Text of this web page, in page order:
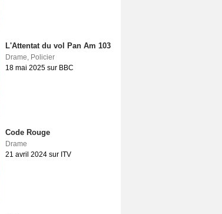
L'Attentat du vol Pan Am 103
Drame, Policier
18 mai 2025 sur BBC
Code Rouge
Drame
21 avril 2024 sur ITV